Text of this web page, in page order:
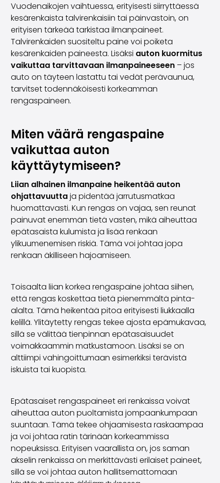
Vuodenaikojen vaihtuessa, erityisesti siirryttäessä
kesärenkaista talvirenkaisiin tai päinvastoin, on
erityisen tärkeää tarkistaa ilmanpaineet.
Talvirenkaiden suositeltu paine voi poiketa
kesärenkaiden paineesta. Lisäksi auton kuormitus
vaikuttaa tarvittavaan ilmanpaineeseen – jos
auto on täyteen lastattu tai vedät perävaunua,
tarvitset todennäköisesti korkeamman
rengaspaineen.
Miten väärä rengaspaine
vaikuttaa auton
käyttäytymiseen?
Liian alhainen ilmanpaine heikentää auton
ohjattavuuttaja pidentää jarrutusmatkaa
huomattavasti. Kun rengas on vajaa, sen reunat
painuvat enemmän tietä vasten, mikä aiheuttaa
epätasaista kulumista ja lisää renkaan
ylikuumenemisen riskiä. Tämä voi johtaa jopa
renkaan äkilliseen hajoamiseen.
Toisaalta liian korkea rengaspaine johtaa siihen,
että rengas koskettaa tietä pienemmältä pinta-
alalta. Tämä heikentää pitoa erityisesti liukkaalla
kelillä. Ylitäytetty rengas tekee ajosta epämukavaa,
sillä se välittää tienpinnan epätasaisuudet
voimakkaammin matkustamoon. Lisäksi se on
alttiimpi vahingoittumaan esimerkiksi terävistä
iskuista tai kuopista.
Epätasaiset rengaspaineet eri renkaissa voivat
aiheuttaa auton puoltamista jompaankumpaan
suuntaan. Tämä tekee ohjaamisesta raskaampaa
ja voi johtaa ratin tärinään korkeammissa
nopeuksissa. Erityisen vaarallista on, jos saman
akselin renkaissa on merkittävästi erilaiset paineet,
sillä se voi johtaa auton hallitsemattomaan